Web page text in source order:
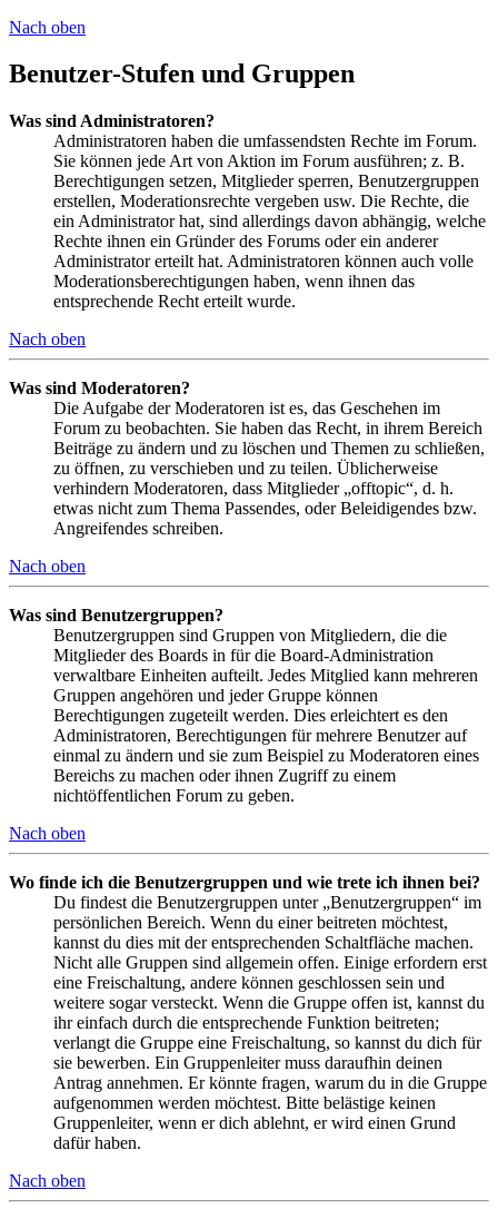
Nach oben
Benutzer-Stufen und Gruppen
Was sind Administratoren?
Administratoren haben die umfassendsten Rechte im Forum.
Sie können jede Art von Aktion im Forum ausführen; z. B.
Berechtigungen setzen, Mitglieder sperren, Benutzergruppen
erstellen, Moderationsrechte vergeben usw. Die Rechte, die
ein Administrator hat, sind allerdings davon abhängig, welche
Rechte ihnen ein Gründer des Forums oder ein anderer
Administrator erteilt hat. Administratoren können auch volle
Moderationsberechtigungen haben, wenn ihnen das
entsprechende Recht erteilt wurde.
Nach oben
Was sind Moderatoren?
Die Aufgabe der Moderatoren ist es, das Geschehen im
Forum zu beobachten. Sie haben das Recht, in ihrem Bereich
Beiträge zu ändern und zu löschen und Themen zu schließen,
zu öffnen, zu verschieben und zu teilen. Üblicherweise
verhindern Moderatoren, dass Mitglieder „offtopic“, d. h.
etwas nicht zum Thema Passendes, oder Beleidigendes bzw.
Angreifendes schreiben.
Nach oben
Was sind Benutzergruppen?
Benutzergruppen sind Gruppen von Mitgliedern, die die
Mitglieder des Boards in für die Board-Administration
verwaltbare Einheiten aufteilt. Jedes Mitglied kann mehreren
Gruppen angehören und jeder Gruppe können
Berechtigungen zugeteilt werden. Dies erleichtert es den
Administratoren, Berechtigungen für mehrere Benutzer auf
einmal zu ändern und sie zum Beispiel zu Moderatoren eines
Bereichs zu machen oder ihnen Zugriff zu einem
nichtöffentlichen Forum zu geben.
Nach oben
Wo finde ich die Benutzergruppen und wie trete ich ihnen bei?
Du findest die Benutzergruppen unter „Benutzergruppen“ im
persönlichen Bereich. Wenn du einer beitreten möchtest,
kannst du dies mit der entsprechenden Schaltfläche machen.
Nicht alle Gruppen sind allgemein offen. Einige erfordern erst
eine Freischaltung, andere können geschlossen sein und
weitere sogar versteckt. Wenn die Gruppe offen ist, kannst du
ihr einfach durch die entsprechende Funktion beitreten;
verlangt die Gruppe eine Freischaltung, so kannst du dich für
sie bewerben. Ein Gruppenleiter muss daraufhin deinen
Antrag annehmen. Er könnte fragen, warum du in die Gruppe
aufgenommen werden möchtest. Bitte belästige keinen
Gruppenleiter, wenn er dich ablehnt, er wird einen Grund
dafür haben.
Nach oben